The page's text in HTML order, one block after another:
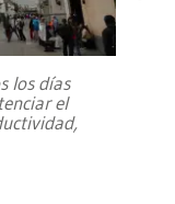
los días
el